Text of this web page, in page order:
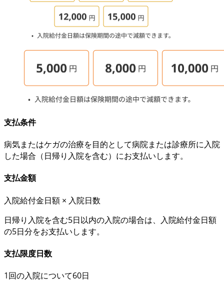
支払条件
病気またはケガの治療を目的として病院または診療所に入院
した場合（日帰り入院を含む）にお支払いします。
支払金額
入院給付金日額 × 入院日数
日帰り入院を含む5日以内の入院の場合は、 入院給付金日額
の5日分をお支払いします。
支払限度日数
1回の入院について60日